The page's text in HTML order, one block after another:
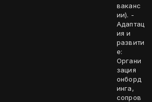
ваканс
ии). -
Адаптац
ия и
развити
е:
Органи
зация
онборд
инга,
сопров